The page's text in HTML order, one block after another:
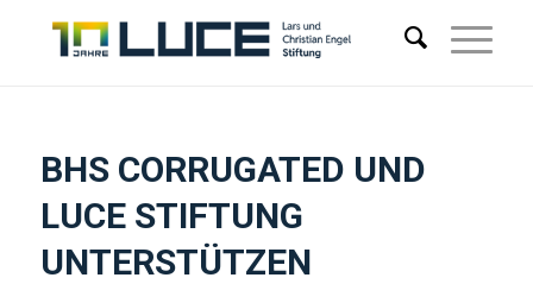
BHS CORRUGATED UND
LUCE STIFTUNG
UNTERSTÜTZEN